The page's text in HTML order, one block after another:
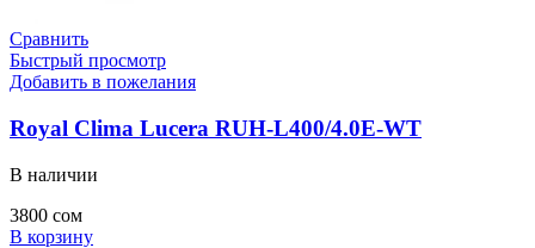
Сравнить
Быстрый просмотр
Добавить в пожелания
Royal Clima Lucera RUH-L400/4.0E-WT
В наличии
3800 сом
В корзину